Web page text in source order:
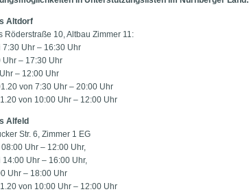
Altdorf
Röderstraße 10, Altbau Zimmer 11:
7:30 Uhr – 16:30 Uhr
Uhr – 17:30 Uhr
– 12:00 Uhr
von 7:30 Uhr – 20:00 Uhr
von 10:00 Uhr – 12:00 Uhr
Alfeld
Str. 6, Zimmer 1 EG
08:00 Uhr – 12:00 Uhr,
14:00 Uhr – 16:00 Uhr,
Uhr – 18:00 Uhr
von 10:00 Uhr – 12:00 Uhr